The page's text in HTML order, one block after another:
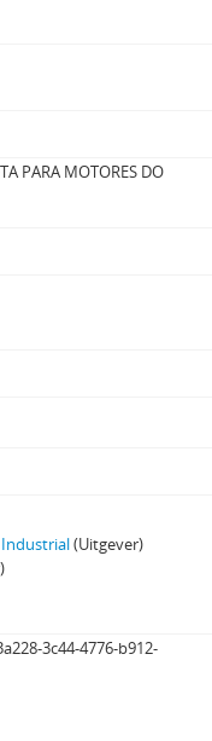
PARA MOTORES DO
(Uitgever)
3c44-4776-b912-